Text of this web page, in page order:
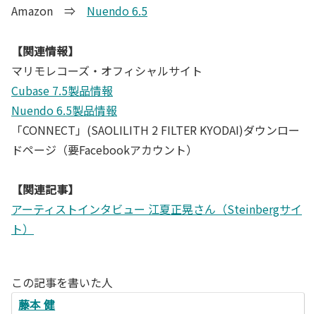
Amazon ⇒ Nuendo 6.5
【関連情報】
マリモレコーズ・オフィシャルサイト
Cubase 7.5製品情報
Nuendo 6.5製品情報
「CONNECT」(SAOLILITH 2 FILTER KYODAI)ダウンロー
ドページ（要Facebookアカウント）
【関連記事】
アーティストインタビュー 江夏正晃さん（Steinbergサイ
ト）
この記事を書いた人
藤本 健